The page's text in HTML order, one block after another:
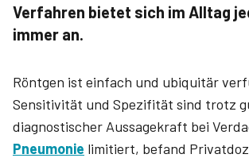
Verfahren bietet sich im Alltag
immer an.
Röntgen ist einfach und ubiquitär
Sensitivität und Spezifität sind trotz
diagnostischer Aussagekraft bei
Pneumonie limitiert, befand